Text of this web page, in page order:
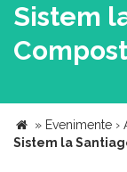
Sistem
» Evenimente ›
Sistem la